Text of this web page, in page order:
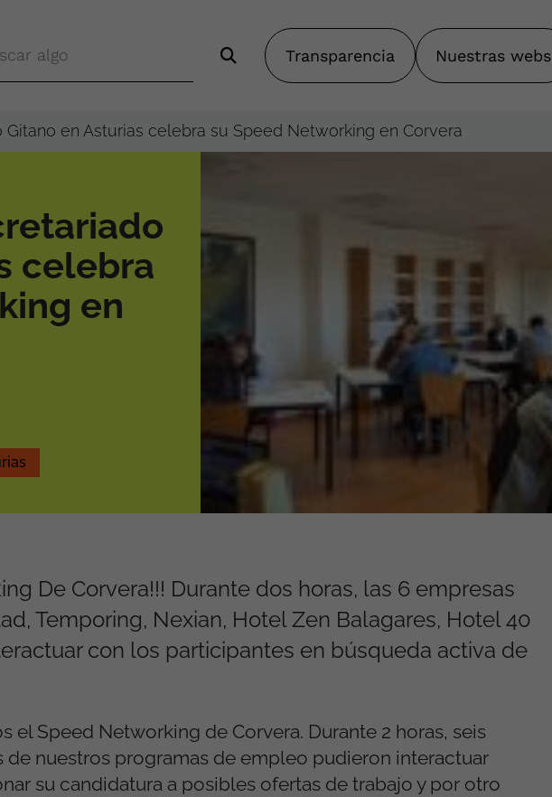
Transparencia Nuestras webs
Gitano en Asturias celebra su Speed Networking en Corvera
celebra
en
De Corvera!!! Durante dos horas, las 6 empresas
Temporing, Nexian, Hotel Zen Balagares, Hotel 40
con los participantes en búsqueda activa de
el Speed Networking de Corvera. Durante 2 horas, seis
de nuestros programas de empleo pudieron interactuar
su candidatura a posibles ofertas de trabajo y por otro